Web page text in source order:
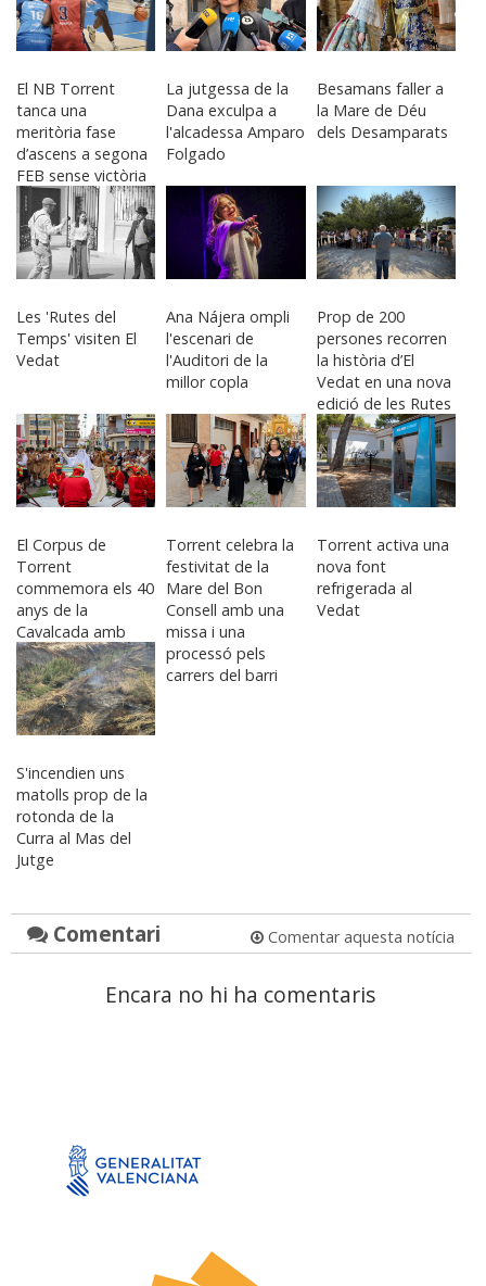
El NB Torrent
tanca una
meritòria fase
d’ascens a segona
FEB sense victòria
La jutgessa de la
Dana exculpa a
l'alcadessa Amparo
Folgado
Besamans faller a
la Mare de Déu
dels Desamparats
Les 'Rutes del
Temps' visiten El
Vedat
Ana Nájera ompli
l'escenari de
l'Auditori de la
millor copla
Prop de 200
persones recorren
la història d’El
Vedat en una nova
edició de les Rutes
del Temps
El Corpus de
Torrent
commemora els 40
anys de la
Cavalcada amb
una exposició a
l’Antic Mercat
Torrent celebra la
festivitat de la
Mare del Bon
Consell amb una
missa i una
processó pels
carrers del barri
Torrent activa una
nova font
refrigerada al
Vedat
S'incendien uns
matolls prop de la
rotonda de la
Curra al Mas del
Jutge
Comentari Comentar aquesta notícia
Encara no hi ha comentaris